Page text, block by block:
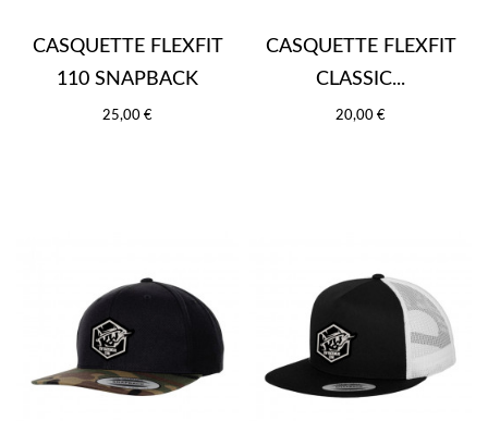
CASQUETTE FLEXFIT
110 SNAPBACK
25,00 €
CASQUETTE FLEXFIT
CLASSIC...
20,00 €